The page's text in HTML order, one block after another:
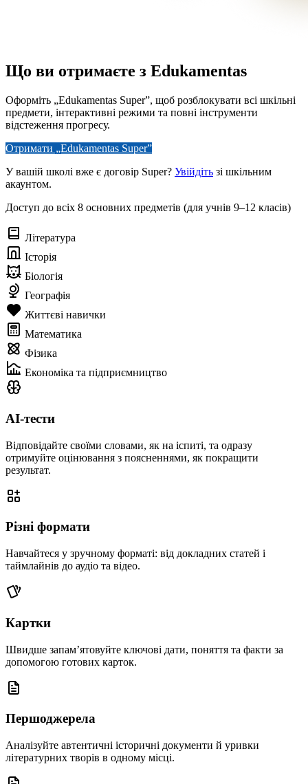
Що ви отримаєте з Edukamentas
Оформіть „Edukamentas Super”, щоб розблокувати всі шкільні
предмети, інтерактивні режими та повні інструменти
відстеження прогресу.
Отримати „Edukamentas Super”
У вашій школі вже є договір Super? Увійдіть зі шкільним
акаунтом.
Доступ до всіх 8 основних предметів (для учнів 9–12 класів)
Література
Історія
Біологія
Географія
Життєві навички
Математика
Фізика
Економіка та підприємництво
AI-тести
Відповідайте своїми словами, як на іспиті, та одразу
отримуйте оцінювання з поясненнями, як покращити
результат.
Різні формати
Навчайтеся у зручному форматі: від докладних статей і
таймлайнів до аудіо та відео.
Картки
Швидше запам’ятовуйте ключові дати, поняття та факти за
допомогою готових карток.
Першоджерела
Аналізуйте автентичні історичні документи й уривки
літературних творів в одному місці.